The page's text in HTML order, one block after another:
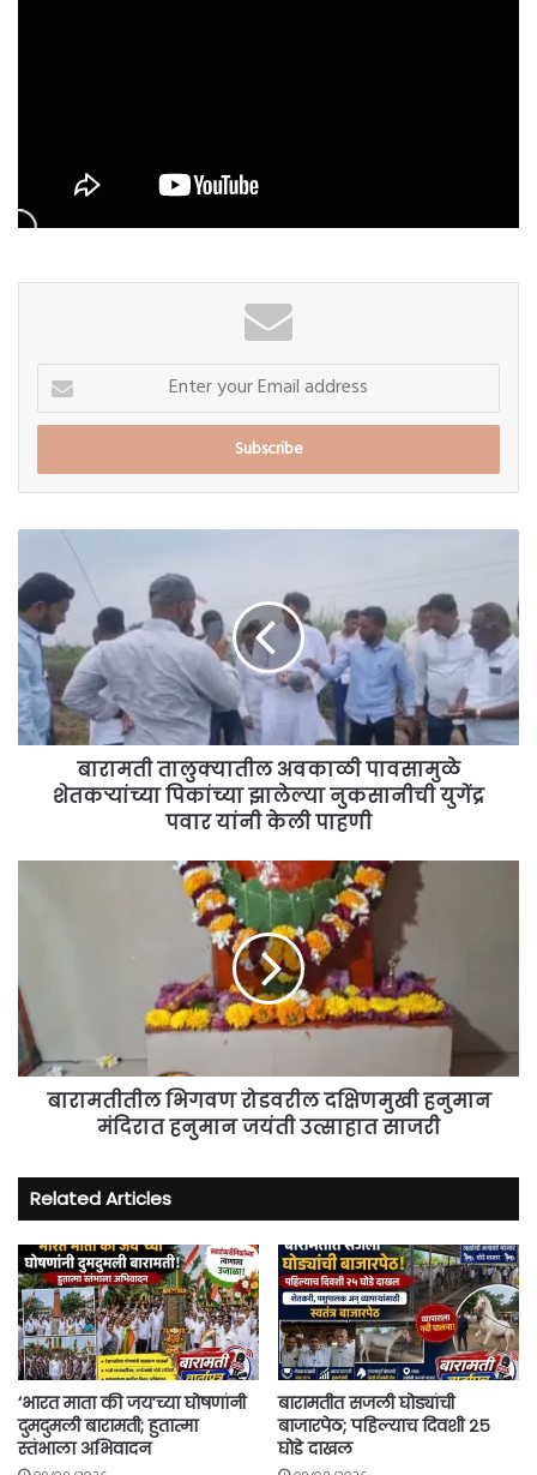
Enter
your
Email
तालुक्यातील
अवकाळी
पावसामुळे
शेतकऱ्यांच्या
पिकांच्या
झालेल्या
नुकसानीची
युगेंद्र
बारामती तालुक्यातील अवकाळी पावसामुळे
शेतकऱ्यांच्या पिकांच्या झालेल्या नुकसानीची युगेंद्र
पवार यांनी केली पाहणी
मंदिरात
हनुमान
जयंती
उत्साहात
साजरीबारामतीतील भिगवण रोडवरील दक्षिणमुखी हनुमान
मंदिरात हनुमान जयंती उत्साहात साजरी
Related Articles
‘भारत माता की जय’च्या घोषणांनी
दुमदुमली बारामती; हुतात्मा
स्तंभाला अभिवादन
बारामतीत सजली घोड्यांची
बाजारपेठ; पहिल्याच दिवशी २५
घोडे दाखल